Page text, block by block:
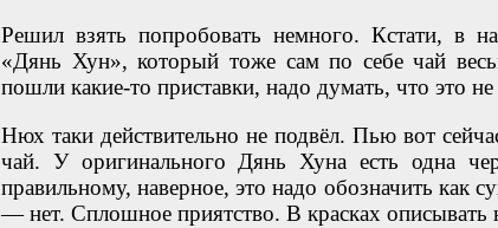
Решил взять попробовать немного. Кстати, в
«Дянь Хун», который тоже сам по себе чай
пошли какие-то приставки, надо думать, что это
Нюх таки действительно не подвёл. Пью вот
чай. У оригинального Дянь Хуна есть одна
правильному, наверное, это надо обозначить как
— нет. Сплошное приятство. В красках описывать